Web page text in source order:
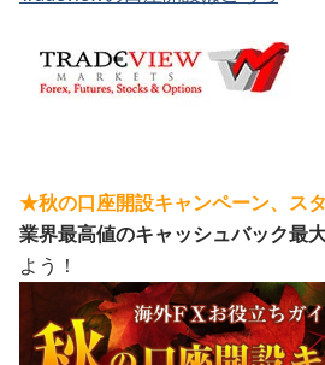
★秋の口座開設キャンペーン、スタ
業界最高値のキャッシュバック最
よう！